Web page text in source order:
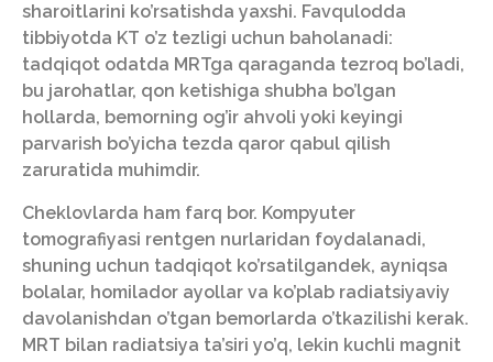
sharoitlarini ko’rsatishda yaxshi. Favqulodda
tibbiyotda KT o’z tezligi uchun baholanadi:
tadqiqot odatda MRTga qaraganda tezroq bo’ladi,
bu jarohatlar, qon ketishiga shubha bo’lgan
hollarda, bemorning og’ir ahvoli yoki keyingi
parvarish bo’yicha tezda qaror qabul qilish
zaruratida muhimdir.
Cheklovlarda ham farq bor. Kompyuter
tomografiyasi rentgen nurlaridan foydalanadi,
shuning uchun tadqiqot ko’rsatilgandek, ayniqsa
bolalar, homilador ayollar va ko’plab radiatsiyaviy
davolanishdan o’tgan bemorlarda o’tkazilishi kerak.
MRT bilan radiatsiya ta’siri yo’q, lekin kuchli magnit